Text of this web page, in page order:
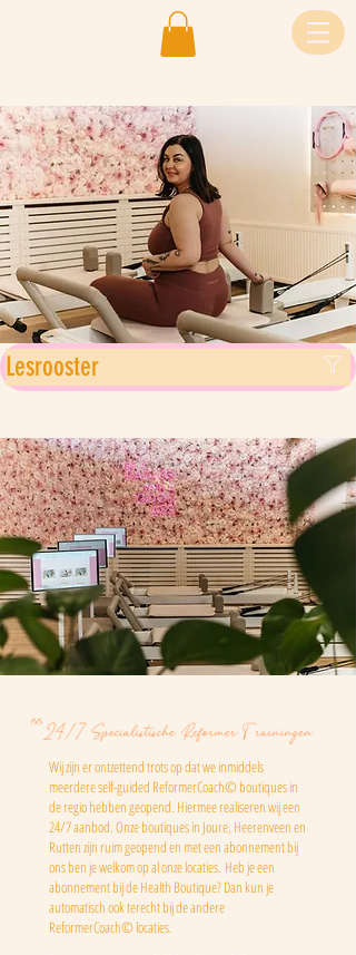
Lesrooster
Wij zijn er ontzettend trots op dat we inmiddels
meerdere self-guided ReformerCoach© boutiques in
de regio hebben geopend. Hiermee realiseren wij een
24/7 aanbod. Onze boutiques in Joure, Heerenveen en
Rutten zijn ruim geopend en met een abonnement bij
ons ben je welkom op al onze locaties. Heb je een
abonnement bij de Health Boutique? Dan kun je
automatisch ook terecht bij de andere
ReformerCoach© locaties.